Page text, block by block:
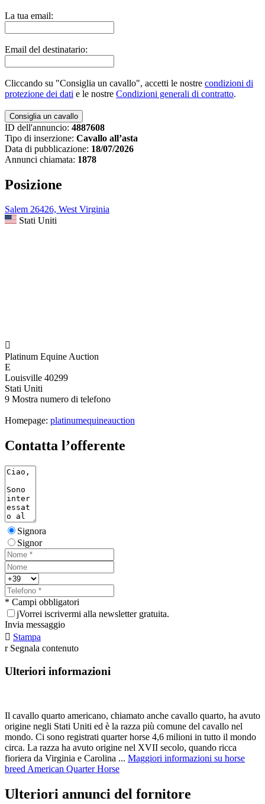
La tua email:
Email del destinatario:
Cliccando su "Consiglia un cavallo", accetti le nostre condizioni di
protezione dei dati e le nostre Condizioni generali di contratto.
ID dell'annuncio: 4887608
Tipo di inserzione: Cavallo all’asta
Data di pubblicazione: 18/07/2026
Annunci chiamata: 1878
Posizione
Salem 26426, West Virginia
Stati Uniti

Platinum Equine Auction
E
Louisville 40299
Stati Uniti
9 Mostra numero di telefono
Homepage: platinumequineauction
Contatta l’offerente
Signora
Signor
* Campi obbligatori
jVorrei iscrivermi alla newsletter gratuita.
Invia messaggio
 Stampa
r Segnala contenuto
Ulteriori informazioni
Il cavallo quarto americano, chiamato anche cavallo quarto, ha avuto
origine negli Stati Uniti ed è la razza più comune del cavallo nel
mondo. Ci sono registrati quarter horse 4,6 milioni in tutto il mondo
circa. La razza ha avuto origine nel XVII secolo, quando ricca
fioriera da Virginia e Carolina ... Maggiori informazioni su horse
breed American Quarter Horse
Ulteriori annunci del fornitore